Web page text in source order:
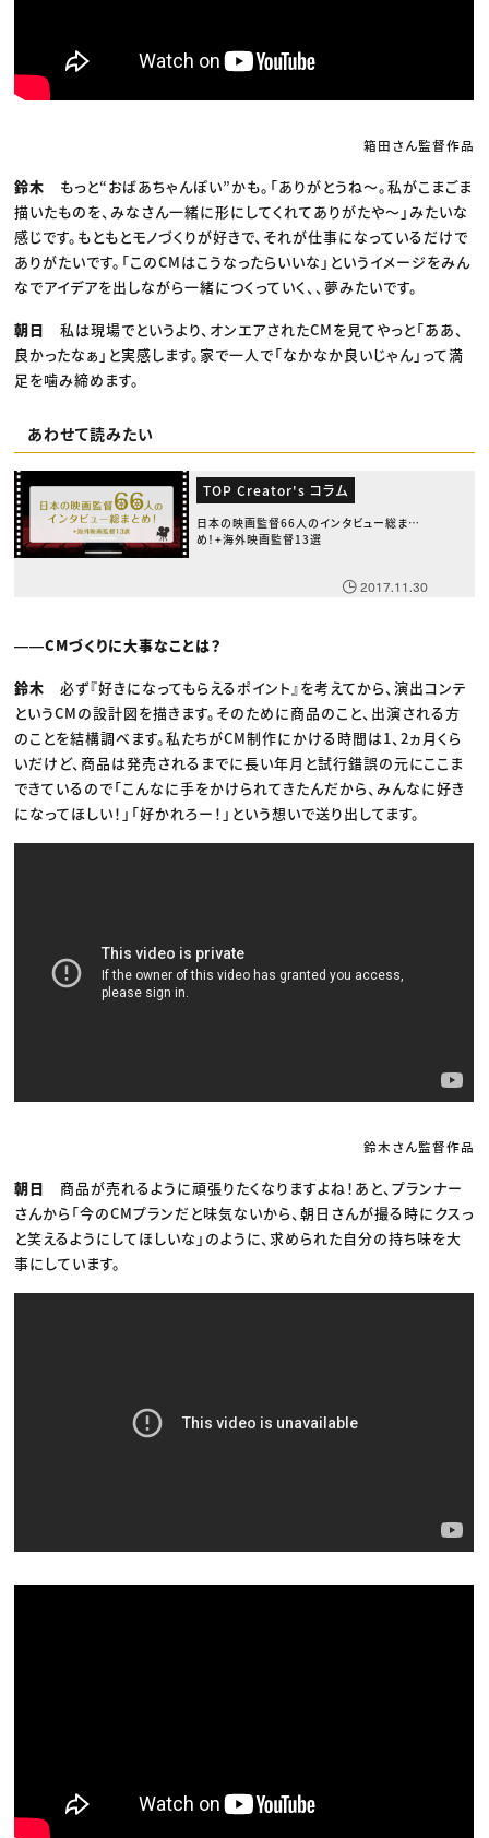
箱田さん監督作品
鈴木 もっと“おばあちゃんぽい”かも。「ありがとうね〜。私がこまごま
描いたものを、みなさん一緒に形にしてくれてありがたや〜」みたいな
感じです。もともとモノづくりが好きで、それが仕事になっているだけで
ありがたいです。「このCMはこうなったらいいな」というイメージをみん
なでアイデアを出しながら一緒につくっていく、、夢みたいです。
朝日
私は現場でというより、オンエアされたCMを見てやっと「ああ、
良かったなぁ」と実感します。家で一人で「なかなか良いじゃん」って満
足を噛み締めます。
あわせて読みたい
TOP Creator's コラム
日本の映画監督66人のインタビュー総まと
め！+海外映画監督13選
2017.11.30
――CMづくりに大事なことは？
鈴木 必ず『好きになってもらえるポイント』を考えてから、演出コンテ
というCMの設計図を描きます。そのために商品のこと、出演される方
のことを結構調べます。私たちがCM制作にかける時間は1、2ヵ月くら
いだけど、商品は発売されるまでに長い年月と試行錯誤の元にここま
できているので「こんなに手をかけられてきたんだから、みんなに好き
になってほしい！」「好かれろー！」という想いで送り出してます。
鈴木さん監督作品
朝日
商品が売れるように頑張りたくなりますよね！あと、プランナー
さんから「今のCMプランだと味気ないから、朝日さんが撮る時にクスっ
と笑えるようにしてほしいな」のように、求められた自分の持ち味を大
事にしています。